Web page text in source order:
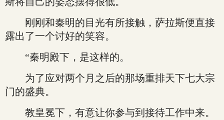
刚刚和秦明的目光有所接触，萨拉斯便直接
露出了一个讨好的笑容。
“秦明殿下，是这样的。
为了应对两个月之后的那场重排天下七大宗
门的盛典。
教皇冕下，有意让你参与到接待工作中来。